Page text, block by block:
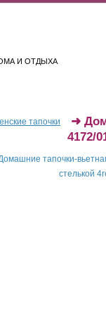
И ОТДЫХА
тапочки ➜
4172/